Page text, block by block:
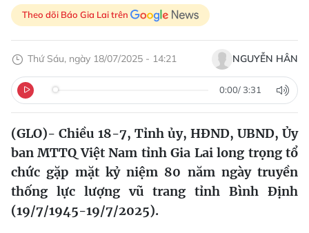
Theo dõi Báo Gia Lai trên
Thứ Sáu, ngày 18/07/2025 - 14:21 NGUYỄN HÂN
0:00/ 3:31
(GLO)- Chiều 18-7, Tỉnh ủy, HĐND, UBND, Ủy
ban MTTQ Việt Nam tỉnh Gia Lai long trọng tổ
chức gặp mặt kỷ niệm 80 năm ngày truyền
thống lực lượng vũ trang tỉnh Bình Định
(19/7/1945-19/7/2025).